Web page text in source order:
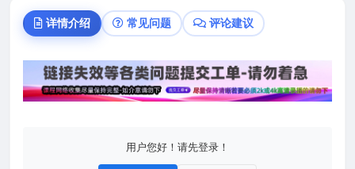
详情介绍 常见问题 评论建议
用户您好！请先登录！